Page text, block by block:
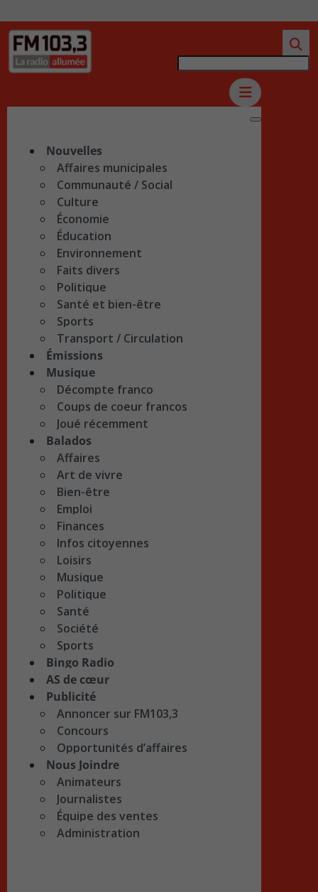
Nouvelles
Affaires municipales
Communauté / Social
Culture
Économie
Éducation
Environnement
Faits divers
Politique
Santé et bien-être
Sports
Transport / Circulation
Émissions
Musique
Décompte franco
Coups de coeur francos
Joué récemment
Balados
Affaires
Art de vivre
Bien-être
Emploi
Finances
Infos citoyennes
Loisirs
Musique
Politique
Santé
Société
Sports
Bingo Radio
AS de cœur
Publicité
Annoncer sur FM103,3
Concours
Opportunités d’affaires
Nous Joindre
Animateurs
Journalistes
Équipe des ventes
Administration